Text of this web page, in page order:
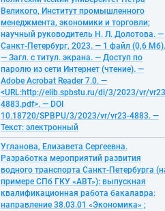
Великого, Институт промышленного
менеджмента, экономики и торговли;
научный руководитель Н. Л. Долотова. —
Санкт-Петербург, 2023. — 1 файл (0,6 Мб).
— Загл. с титул. экрана. — Доступ по
паролю из сети Интернет (чтение). —
Adobe Acrobat Reader 7.0. —
<URL:http://elib.spbstu.ru/dl/3/2023/vr/
4883.pdf>. — DOI
10.18720/SPBPU/3/2023/vr/vr23-4883. —
Текст: электронный
Угланова, Елизавета Сергеевна.
Разработка мероприятий развития
водного транспорта Санкт-Петербурга
примере СПб ГКУ «АВТ»): выпускная
квалификационная работа бакалавра:
направление 38.03.01 «Экономика» ;